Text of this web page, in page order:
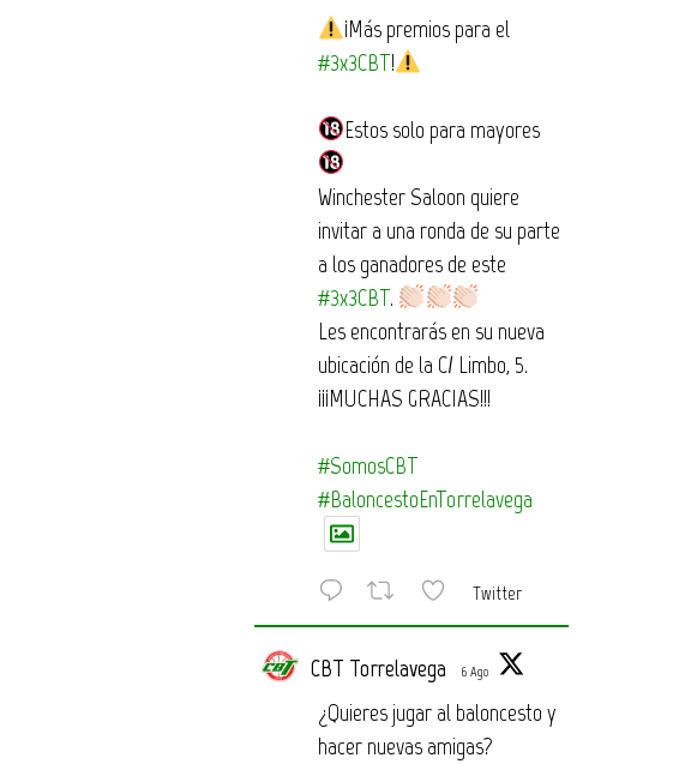
¡Más premios para el
#3x3CBT!
Estos solo para mayores
Winchester Saloon quiere
invitar a una ronda de su parte
a los ganadores de este
#3x3CBT.
Les encontrarás en su nueva
ubicación de la C/ Limbo, 5.
¡¡¡MUCHAS GRACIAS!!!
#SomosCBT
#BaloncestoEnTorrelavega
Twitter
CBT Torrelavega 6 Ago
¿Quieres jugar al baloncesto y
hacer nuevas amigas?